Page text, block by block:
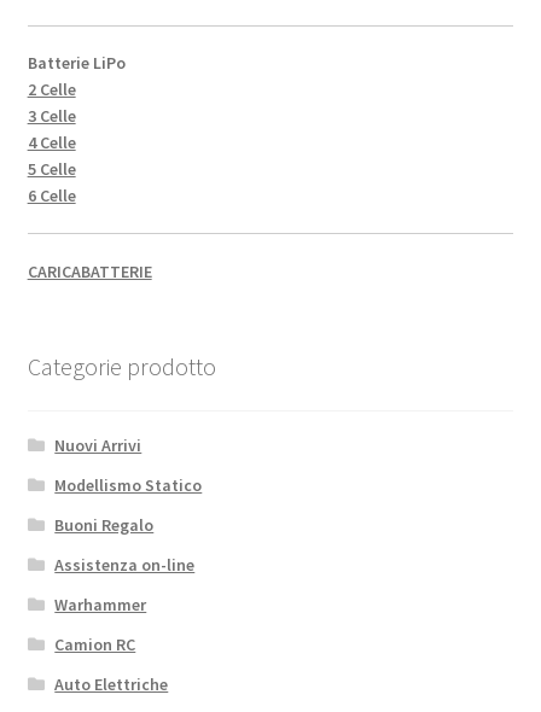
Batterie LiPo
2 Celle
3 Celle
4 Celle
5 Celle
6 Celle
CARICABATTERIE
Categorie prodotto
Nuovi Arrivi
Modellismo Statico
Buoni Regalo
Assistenza on-line
Warhammer
Camion RC
Auto Elettriche